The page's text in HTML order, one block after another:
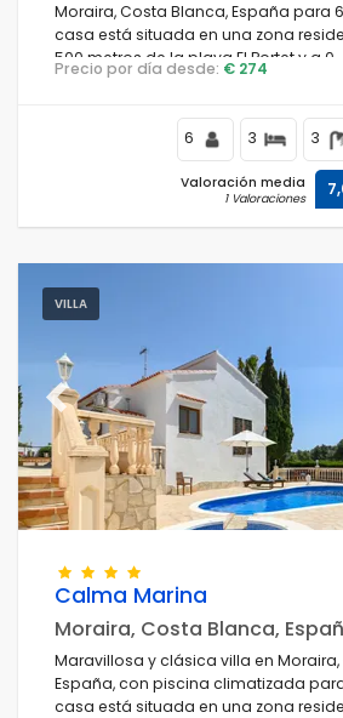
Moraira, Costa Blanca, España para
casa está situada en una zona
500 metros de la playa El Portet y a 0.
Precio por día desde: € 274
6 3 3
Valoración media
1 Valoraciones
VILLA
Previous
Calma Marina
Moraira, Costa Blanca,
Maravillosa y clásica villa en
España, con piscina climatizada
casa está situada en una zona